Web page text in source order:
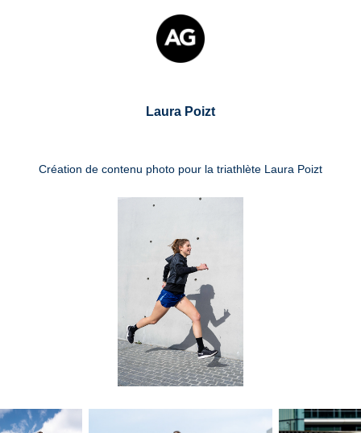
Laura Poizt
Création de contenu photo pour la triathlète Laura Poizt